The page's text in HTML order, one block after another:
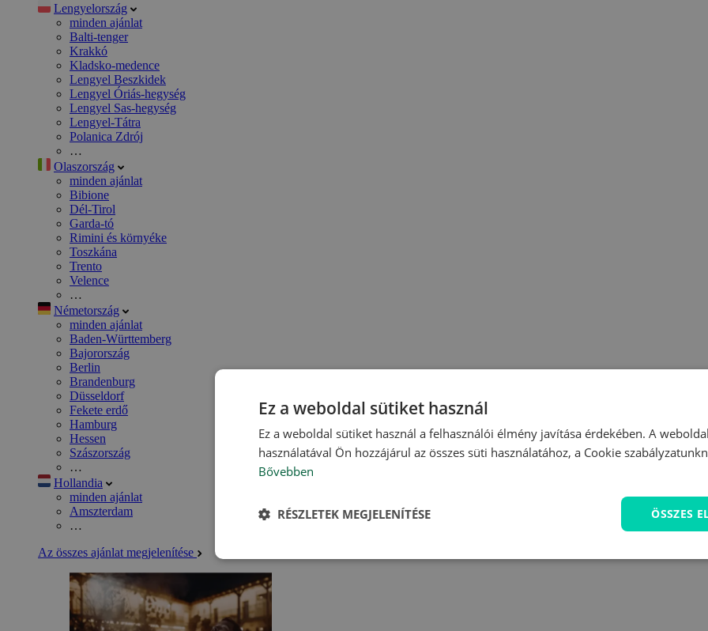
Lengyelország
minden ajánlat
Balti-tenger
Krakkó
Kladsko-medence
Lengyel Beszkidek
Lengyel Óriás-hegység
Lengyel Sas-hegység
Lengyel-Tátra
Polanica Zdrój
…
Olaszország
minden ajánlat
Bibione
Dél-Tirol
Garda-tó
Rimini és környéke
Toszkána
Trento
Velence
…
Németország
minden ajánlat
Baden-Württemberg
Bajorország
Berlin
Brandenburg
Düsseldorf
Fekete erdő
Hamburg
Hessen
Szászország
…
Hollandia
minden ajánlat
Amszterdam
…
Az összes ajánlat megjelenítése
Ez a weboldal sütiket használ
Ez a weboldal sütiket használ a felhasználói élmény javítása érdekében. A
használatával Ön hozzájárul az összes süti használatához, a Cookie
Bővebben
ÖSSZES
RÉSZLETEK MEGJELENÍTÉSE